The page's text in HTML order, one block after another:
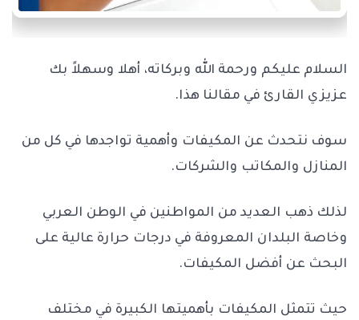
السلام عليكم ورحمة الله وبركاته، أهلا وسهلاً بك
عزيزي القارئ في مقالنا هذا.
سوف نتحدث عن المكيفات وأهمية تواجدها في كل من
المنازل والمكاتب والشركات.
لذلك ذهب العديد من المواطنين في الوطن العربي
وخاصة البلدان المعروفة في درجات حرارة عالية على
البحث عن أفضل المكيفات.
حيث تتمثل المكيفات بأهميتها الكبيرة في مختلف